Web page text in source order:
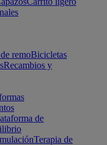
remoBicicletas
Recambios y
de
Terapia de